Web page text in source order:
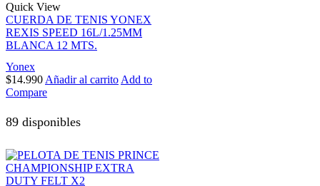
Quick View
CUERDA DE TENIS YONEX
REXIS SPEED 16L/1.25MM
BLANCA 12 MTS.
Yonex
$14.990 Añadir al carrito Add to
Compare
89 disponibles